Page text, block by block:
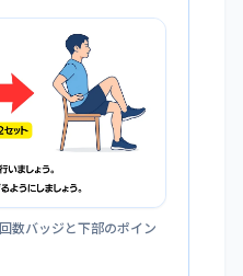
数バッジと下部のポイン